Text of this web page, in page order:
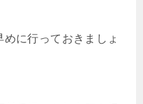
に行っておきましょ